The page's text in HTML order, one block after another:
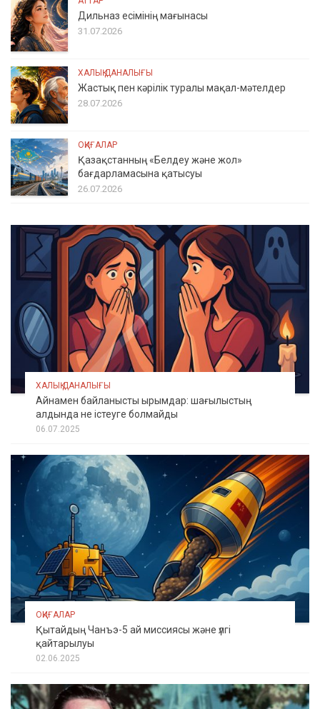
Дильназ есімінің мағынасы
31.07.2026
ХАЛЫҚ ДАНАЛЫҒЫ
Жастық пен кәрілік туралы мақал-мәтелдер
28.07.2026
ОҚИҒАЛАР
Қазақстанның «Белдеу және жол»
бағдарламасына қатысуы
26.07.2026
ХАЛЫҚ ДАНАЛЫҒЫ
Айнамен байланысты ырымдар: шағылыстың
алдында не істеуге болмайды
06.07.2025
ОҚИҒАЛАР
Қытайдың Чанъэ-5 ай миссиясы және үлгі
қайтарылуы
02.06.2025